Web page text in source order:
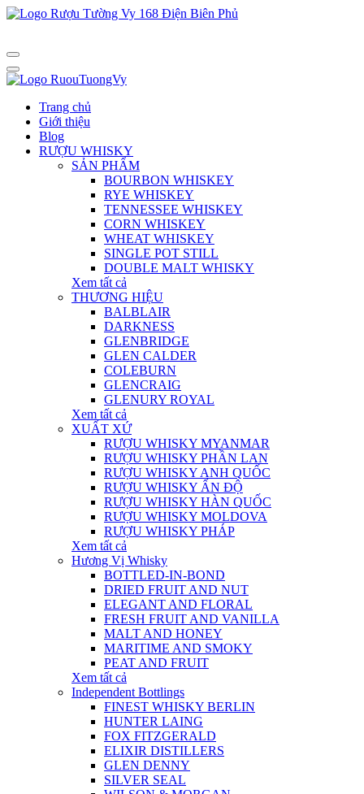
Trang chủ
Giới thiệu
Blog
RƯỢU WHISKY
SẢN PHẨM
BOURBON WHISKEY
RYE WHISKEY
TENNESSEE WHISKEY
CORN WHISKEY
WHEAT WHISKEY
SINGLE POT STILL
DOUBLE MALT WHISKY
Xem tất cả
THƯƠNG HIỆU
BALBLAIR
DARKNESS
GLENBRIDGE
GLEN CALDER
COLEBURN
GLENCRAIG
GLENURY ROYAL
Xem tất cả
XUẤT XỨ
RƯỢU WHISKY MYANMAR
RƯỢU WHISKY PHẦN LAN
RƯỢU WHISKY ANH QUỐC
RƯỢU WHISKY ẤN ĐỘ
RƯỢU WHISKY HÀN QUỐC
RƯỢU WHISKY MOLDOVA
RƯỢU WHISKY PHÁP
Xem tất cả
Hương Vị Whisky
BOTTLED-IN-BOND
DRIED FRUIT AND NUT
ELEGANT AND FLORAL
FRESH FRUIT AND VANILLA
MALT AND HONEY
MARITIME AND SMOKY
PEAT AND FRUIT
Xem tất cả
Independent Bottlings
FINEST WHISKY BERLIN
HUNTER LAING
FOX FITZGERALD
ELIXIR DISTILLERS
GLEN DENNY
SILVER SEAL